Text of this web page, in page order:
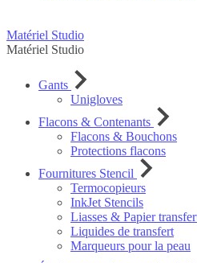
Matériel Studio
Matériel Studio
Gants
Unigloves
Flacons & Contenants
Flacons & Bouchons
Protections flacons
Fournitures Stencil
Termocopieurs
InkJet Stencils
Liasses & Papier
Liquides de transfert
Marqueurs pour la peau